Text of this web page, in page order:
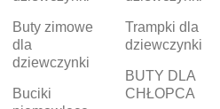
Buty zimowe
dla
dziewczynki
Buciki
Trampki dla
dziewczynki
BUTY DLA
CHŁOPCA